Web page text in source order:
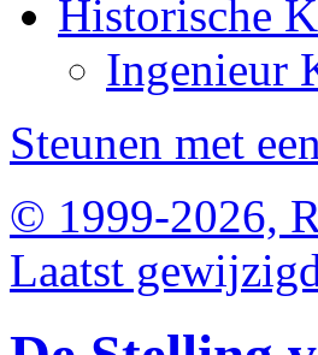
Historische
Ingenieur
Steunen met
© 1999-2026,
Laatst